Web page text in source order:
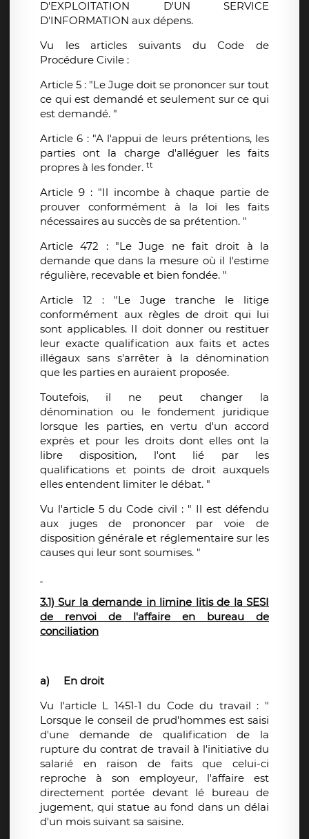
D'EXPLOITATION D'UN SERVICE
D'INFORMATION aux dépens.
Vu les articles suivants du Code de
Procédure Civile :
Article 5 : "Le Juge doit se prononcer sur tout
ce qui est demandé et seulement sur ce qui
est demandé. "
Article 6 : "A l'appui de leurs prétentions, les
parties ont la charge d'alléguer les faits
propres à les fonder. tt
Article 9 : "Il incombe à chaque partie de
prouver conformément à la loi les faits
nécessaires au succès de sa prétention. "
Article 472 : "Le Juge ne fait droit à la
demande que dans la mesure où il l'estime
régulière, recevable et bien fondée. "
Article 12 : "Le Juge tranche le litige
conformément aux règles de droit qui lui
sont applicables. Il doit donner ou restituer
leur exacte qualification aux faits et actes
illégaux sans s'arrêter à la dénomination
que les parties en auraient proposée.
Toutefois, il ne peut changer la
dénomination ou le fondement juridique
lorsque les parties, en vertu d'un accord
exprès et pour les droits dont elles ont la
libre disposition, l'ont lié par les
qualifications et points de droit auxquels
elles entendent limiter le débat. "
Vu l'article 5 du Code civil : " Il est défendu
aux juges de prononcer par voie de
disposition générale et réglementaire sur les
causes qui leur sont soumises. "
3.1) Sur la demande in limine litis de la SESI
de renvoi de l'affaire en bureau de
conciliation
a)
En droit
Vu l'article L 1451-1 du Code du travail : "
Lorsque le conseil de prud'hommes est saisi
d'une demande de qualification de la
rupture du contrat de travail à l'initiative du
salarié en raison de faits que celui-ci
reproche à son employeur, l'affaire est
directement portée devant lé bureau de
jugement, qui statue au fond dans un délai
d'un mois suivant sa saisine.